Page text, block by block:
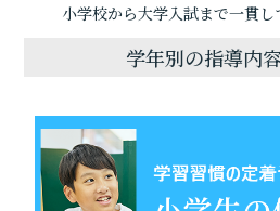
小学校から大学入試まで一貫し
学年別の指導内